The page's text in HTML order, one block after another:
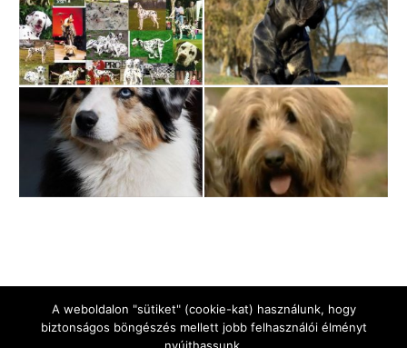
A weboldalon "sütiket" (cookie-kat) használunk, hogy
biztonságos böngészés mellett jobb felhasználói élményt